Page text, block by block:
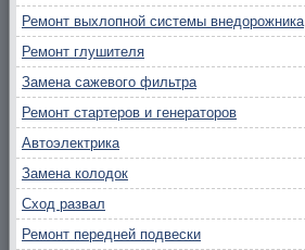
Ремонт выхлопной системы внедорожника
Ремонт глушителя
Замена сажевого фильтра
Ремонт стартеров и генераторов
Автоэлектрика
Замена колодок
Сход развал
Ремонт передней подвески